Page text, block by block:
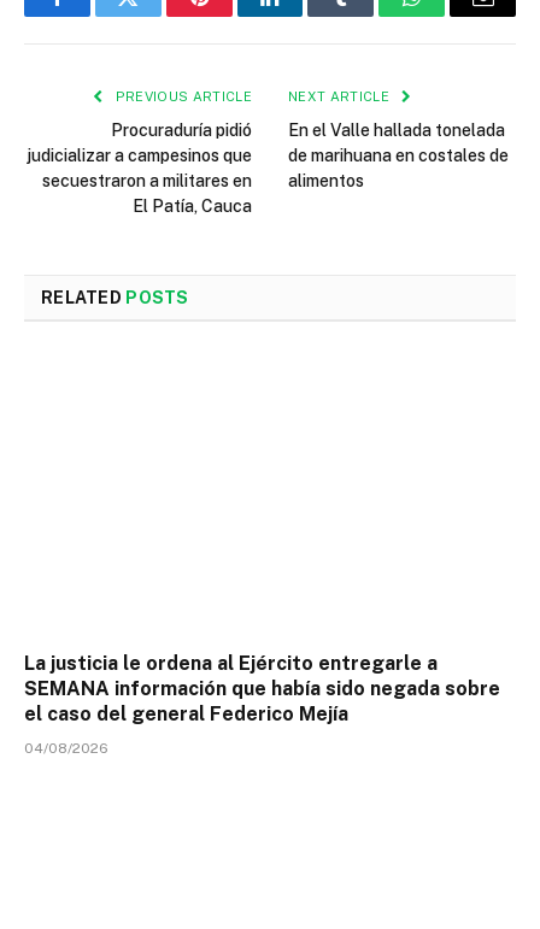
FacebookTwitter PinterestLinkedInTumblr WhatsAppEmail
PREVIOUS ARTICLE
Procuraduría pidió
judicializar a campesinos que
secuestraron a militares en
El Patía, Cauca
NEXT ARTICLE
En el Valle hallada tonelada
de marihuana en costales de
alimentos
RELATED POSTS
La justicia le ordena al Ejército entregarle a
SEMANA información que había sido negada sobre
el caso del general Federico Mejía
04/08/2026